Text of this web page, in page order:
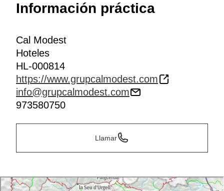
Información práctica
Cal Modest
Hoteles
HL-000814
https://www.grupcalmodest.com
info@grupcalmodest.com
973580750
Llamar